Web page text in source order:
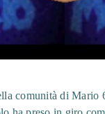
comunità di